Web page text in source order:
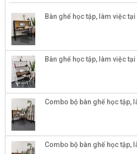
Bàn ghế học tập, làm việc
Bàn ghế học tập, làm việc
Combo bộ bàn ghế học tập,
Combo bộ bàn ghế học tập,